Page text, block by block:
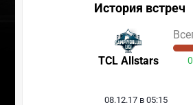
История встреч
TCL Allstars
08.12.17 в 05:15